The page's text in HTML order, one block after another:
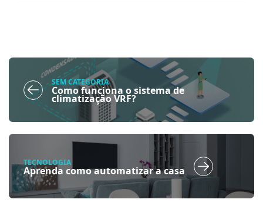
SEM CATEGORIA
Como funciona o sistema de
climatização VRF?
TECNOLOGIA
Aprenda como automatizar a casa